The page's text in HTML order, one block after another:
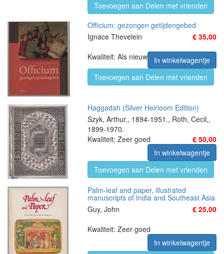
Toevoegen aan Delen met vrienden
Officium: gezongen getijdengebed
Ignace Thevelein
€ 35,00
Kwaliteit: Als nieuw
In winkelwagentje
Toevoegen aan Delen met vrienden
Haggadah (Silver Heirloom Edition)
Szyk, Arthur,, 1894-1951., Roth, Cecil,,
1899-1970.
€ 50,00
Kwaliteit: Zeer goed
In winkelwagentje
Toevoegen aan Delen met vrienden
Palm-leaf and paper, illustrated
manuscripts of India and Southeast Asia
Guy, John
€ 25,00
Kwaliteit: Zeer goed
In winkelwagentje